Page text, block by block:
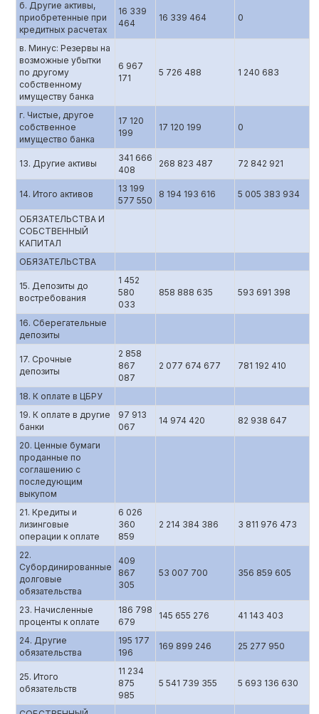
б. Другие активы,
приобретенные при
кредитных расчетах
16 339
464
16 339 464 0
в. Минус: Резервы на
возможные убытки
по другому
собственному
имуществу банка
6 967
171
5 726 488 1 240 683
г. Чистые, другое
собственное
имущество банка
17 120
199
17 120 199 0
13. Другие активы
341 666
408
268 823 487 72 842 921
14. Итого активов
13 199
577 550
8 194 193 616 5 005 383 934
ОБЯЗАТЕЛЬСТВА И
СОБСТВЕННЫЙ
КАПИТАЛ
ОБЯЗАТЕЛЬСТВА
15. Депозиты до
востребования
1 452
580
033
858 888 635 593 691 398
16. Сберегательные
депозиты
17. Срочные
депозиты
2 858
867
087
2 077 674 677 781 192 410
18. К оплате в ЦБРУ
19. К оплате в другие
банки
97 913
067
14 974 420 82 938 647
20. Ценные бумаги
проданные по
соглашению с
последующим
выкупом
21. Кредиты и
лизинговые
операции к оплате
6 026
360
859
2 214 384 386 3 811 976 473
22.
Субординированные
долговые
обязательства
409
867
305
53 007 700 356 859 605
23. Начисленные
проценты к оплате
186 798
679
145 655 276 41 143 403
24. Другие
обязательства
195 177
196
169 899 246 25 277 950
25. Итого
обязательств
11 234
875
985
5 541 739 355 5 693 136 630